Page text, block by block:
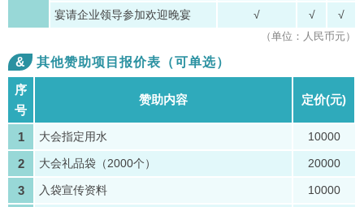
宴请企业领导参加欢迎晚宴 √ √ √
（单位：人民币元）
&
其他赞助项目报价表（可单选）
序
号
赞助内容 定价(元)
1 大会指定用水 10000
2 大会礼品袋（2000个） 20000
3 入袋宣传资料 10000